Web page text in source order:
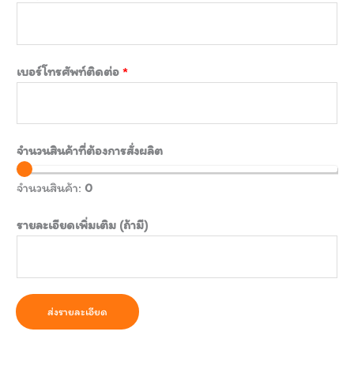
เบอร์โทรศัพท์ติดต่อ *
จำนวนสินค้าที่ต้องการสั่งผลิต
จำนวนสินค้า: 0
รายละเอียดเพิ่มเติม (ถ้ามี)
ส่งรายละเอียด